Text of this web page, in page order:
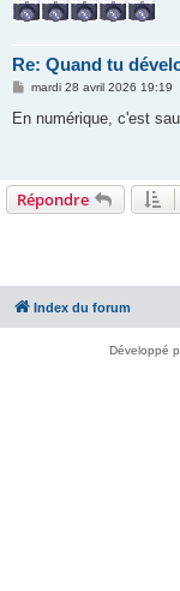
Re: Quand tu
M
s
mardi 28 avril 2026 19:19
En numérique, c'est
Répondre
Index du forum
Développé